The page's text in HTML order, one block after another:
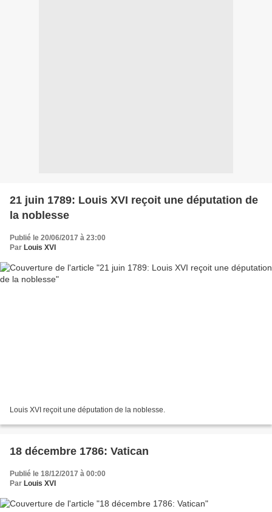
21 juin 1789: Louis XVI reçoit une députation de
la noblesse
Publié le 20/06/2017 à 23:00
Par Louis XVI
Louis XVI reçoit une députation de la noblesse.
18 décembre 1786: Vatican
Publié le 18/12/2017 à 00:00
Par Louis XVI